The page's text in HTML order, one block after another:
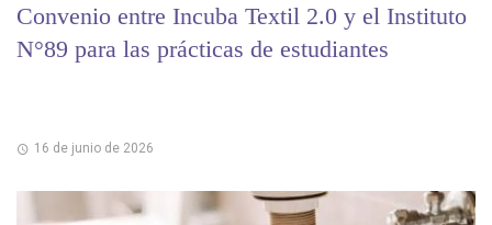
Convenio entre Incuba Textil 2.0 y el Instituto
N°89 para las prácticas de estudiantes
16 de junio de 2026